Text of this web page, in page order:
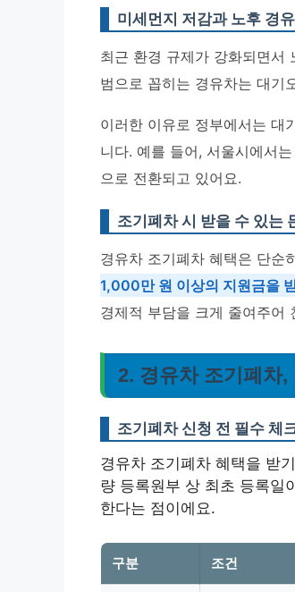
미세먼지 저감과 노후 경
최근 환경 규제가 강화되면서
범으로 꼽히는 경유차는 대기
이러한 이유로 정부에서는 대
니다. 예를 들어, 서울시에서
으로 전환되고 있어요.
조기폐차 시 받을 수 있는
경유차 조기폐차 혜택은 단순
1,000만 원 이상의 지원금을
경제적 부담을 크게 줄여주어
2. 경유차 조기폐차
조기폐차 신청 전 필수 체
경유차 조기폐차 혜택을 받
량 등록원부 상 최초 등록일
한다는 점이에요.
구분 조건